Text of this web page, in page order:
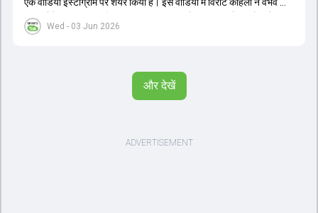
Wed - 03 Jun 2026
सलाह देते हुए कहा, 'एक बिहारी सब पर भारी। बस गेम खत्म।' कोहली ने उन्हें खुद
पर विश्वास रखने और नकारात्मक बातों पर ध्यान न देने की सलाह दी। आईपीएल
सीरीज खेलेंगे। वहीं, विराट कोहली लंदन रवाना हो गए हैं और अगली वनडे सीरीज में
और देखें